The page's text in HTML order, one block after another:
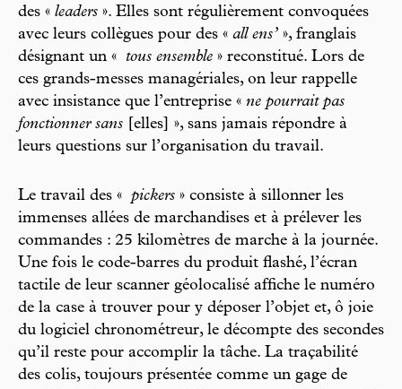
des « leaders ». Elles sont régulièrement convoquées
avec leurs collègues pour des « all ens’ », franglais
désignant un «
tous ensemble » reconstitué. Lors de
ces grands-messes managériales, on leur rappelle
avec insistance que l’entreprise « ne pourrait pas
fonctionner sans [elles] », sans jamais répondre à
leurs questions sur l’organisation du travail.
Le travail des « pickers » consiste à sillonner les
immenses allées de marchandises et à prélever les
commandes : 25 kilomètres de marche à la journée.
Une fois le code-barres du produit flashé, l’écran
tactile de leur scanner géolocalisé affiche le numéro
de la case à trouver pour y déposer l’objet et, ô joie
du logiciel chronométreur, le décompte des secondes
qu’il reste pour accomplir la tâche. La traçabilité
des colis, toujours présentée comme un gage de